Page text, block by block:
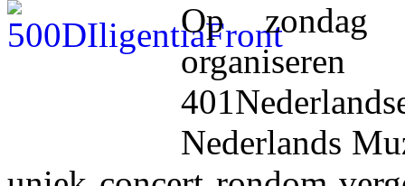
Op
organiseren
Nederlands